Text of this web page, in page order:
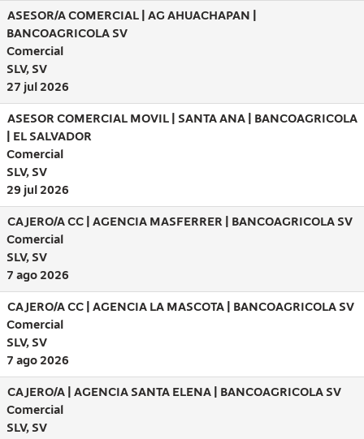
ASESOR/A COMERCIAL | AG AHUACHAPAN |
BANCOAGRICOLA SV
Comercial
SLV, SV
27 jul 2026
ASESOR COMERCIAL MOVIL | SANTA ANA | BANCOAGRICOLA
| EL SALVADOR
Comercial
SLV, SV
29 jul 2026
CAJERO/A CC | AGENCIA MASFERRER | BANCOAGRICOLA SV
Comercial
SLV, SV
7 ago 2026
CAJERO/A CC | AGENCIA LA MASCOTA | BANCOAGRICOLA SV
Comercial
SLV, SV
7 ago 2026
CAJERO/A | AGENCIA SANTA ELENA | BANCOAGRICOLA SV
Comercial
SLV, SV